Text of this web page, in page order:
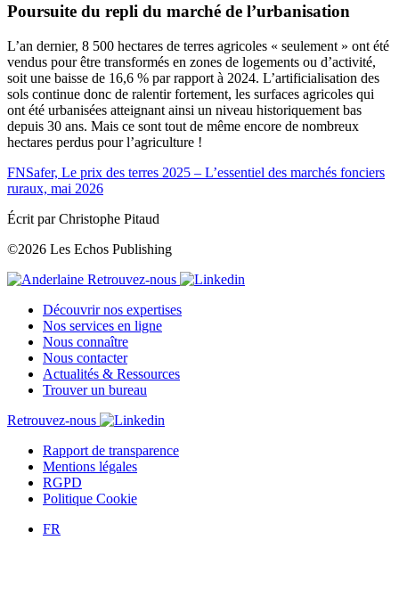
Poursuite du repli du marché de l’urbanisation
L’an dernier, 8 500 hectares de terres agricoles « seulement » ont été
vendus pour être transformés en zones de logements ou d’activité,
soit une baisse de 16,6 % par rapport à 2024. L’artificialisation des
sols continue donc de ralentir fortement, les surfaces agricoles qui
ont été urbanisées atteignant ainsi un niveau historiquement bas
depuis 30 ans. Mais ce sont tout de même encore de nombreux
hectares perdus pour l’agriculture !
FNSafer, Le prix des terres 2025 – L’essentiel des marchés fonciers
ruraux, mai 2026
Écrit par Christophe Pitaud
©2026 Les Echos Publishing
Retrouvez-nous
Découvrir nos expertises
Nos services en ligne
Nous connaître
Nous contacter
Actualités & Ressources
Trouver un bureau
Retrouvez-nous
Rapport de transparence
Mentions légales
RGPD
Politique Cookie
FR